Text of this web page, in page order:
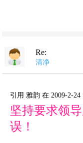
Re:
清净
引用 雅韵 在 2009-2-
坚持要求领
误！